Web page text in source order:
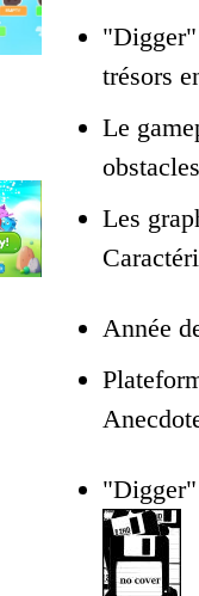
"Digger"
trésors
Le
Les
Année
"Digger"